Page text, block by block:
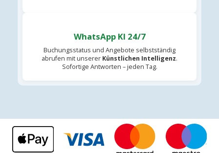
WhatsApp KI 24/7
Buchungsstatus und Angebote selbstständig
abrufen mit unserer Künstlichen Intelligenz.
Sofortige Antworten – jeden Tag.